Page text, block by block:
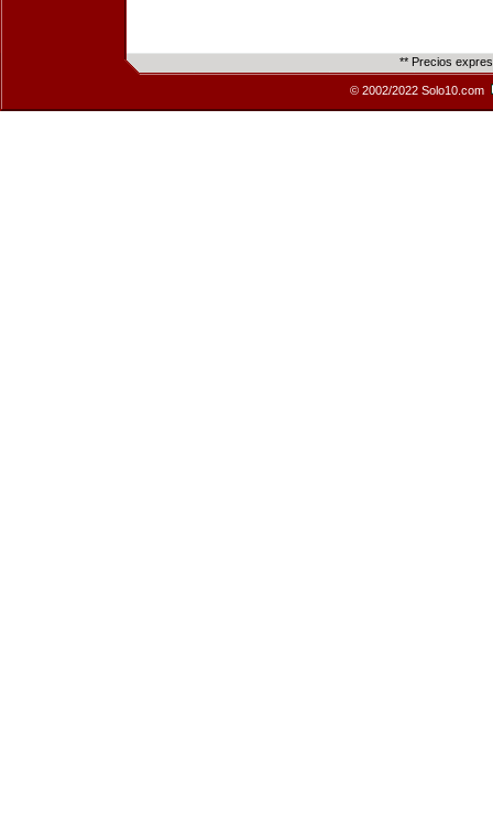
** Precios
© 2002/2022 Solo10.com